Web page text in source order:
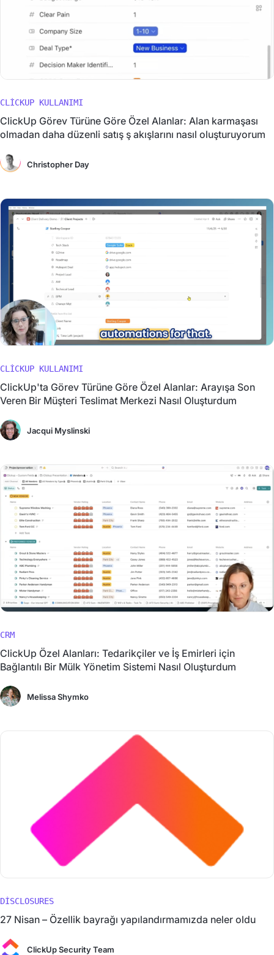
CLICKUP KULLANIMI
ClickUp Görev Türüne Göre Özel Alanlar: Alan karmaşası
olmadan daha düzenli satış ş akışlarını nasıl oluşturuyorum
Christopher Day
CLICKUP KULLANIMI
ClickUp'ta Görev Türüne Göre Özel Alanlar: Arayışa Son
Veren Bir Müşteri Teslimat Merkezi Nasıl Oluşturdum
Jacqui Myslinski
CRM
ClickUp Özel Alanları: Tedarikçiler ve İş Emirleri için
Bağlantılı Bir Mülk Yönetim Sistemi Nasıl Oluşturdum
Melissa Shymko
DISCLOSURES
27 Nisan – Özellik bayrağı yapılandırmamızda neler oldu
ClickUp Security Team